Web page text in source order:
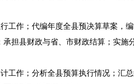
作；代编年度全县预决算草案，
担县财政与省、市财政结算；实施
作；分析全县预算执行情况；汇